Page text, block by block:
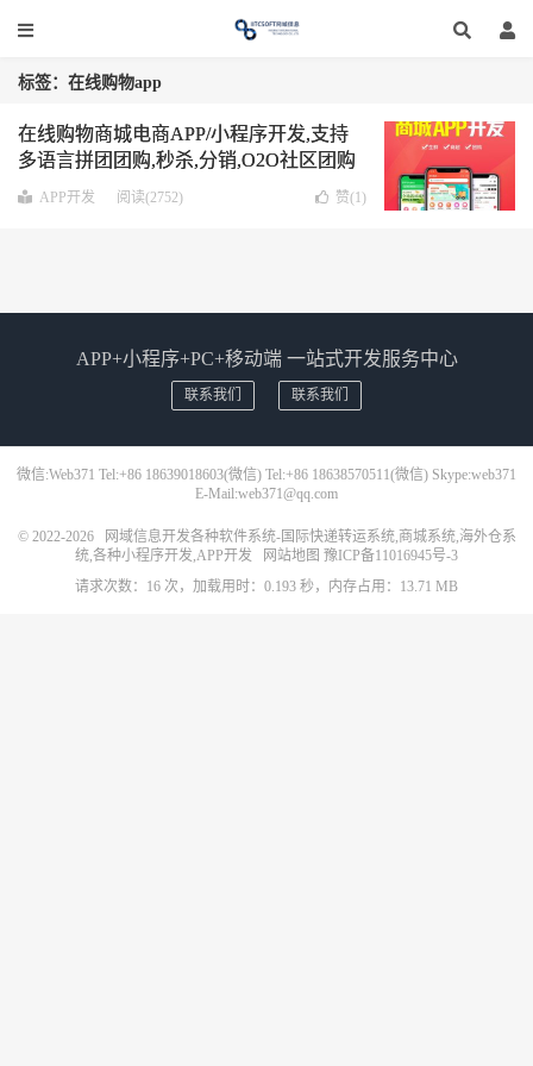
标签：在线购物app
在线购物商城电商APP/小程序开发,支持
多语言拼团团购,秒杀,分销,O2O社区团购
等功能
APP开发 阅读(2752) 赞(1)
APP+小程序+PC+移动端 一站式开发服务中心
联系我们 联系我们
微信:Web371 Tel:+86 18639018603(微信) Tel:+86 18638570511(微信) Skype:web371
E-Mail:web371@qq.com
© 2022-2026
网域信息开发各种软件系统-国际快递转运系统,商城系统,海外仓系
统,各种小程序开发,APP开发
网站地图 豫ICP备11016945号-3
请求次数：16 次，加载用时：0.193 秒，内存占用：13.71 MB